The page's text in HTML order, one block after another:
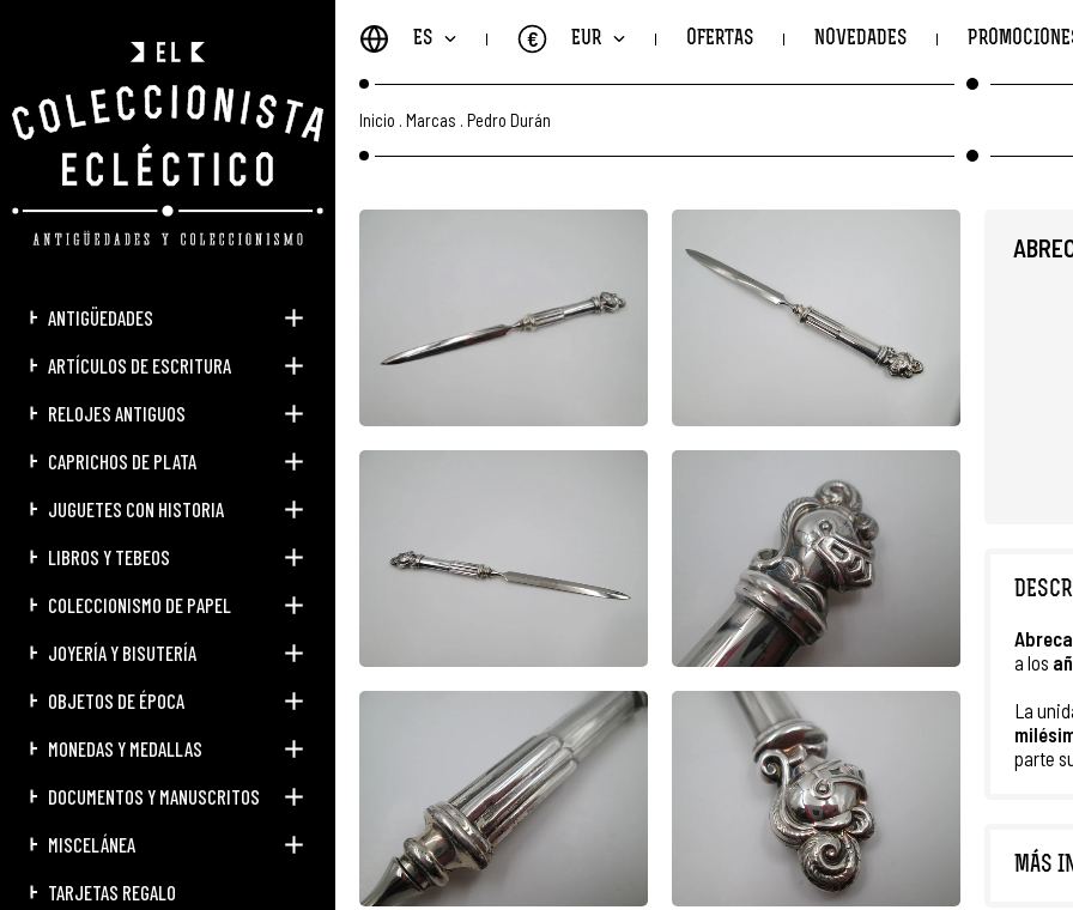
ANTIGÜEDADES
ARTÍCULOS DE ESCRITURA
RELOJES ANTIGUOS
CAPRICHOS DE PLATA
JUGUETES CON HISTORIA
LIBROS Y TEBEOS
COLECCIONISMO DE PAPEL
JOYERÍA Y BISUTERÍA
OBJETOS DE ÉPOCA
MONEDAS Y MEDALLAS
DOCUMENTOS Y MANUSCRITOS
MISCELÁNEA
TARJETAS REGALO
ES EUR
€ OFERTAS NOVEDADES
Inicio Marcas Pedro Durán
a los
La
parte
MÁS